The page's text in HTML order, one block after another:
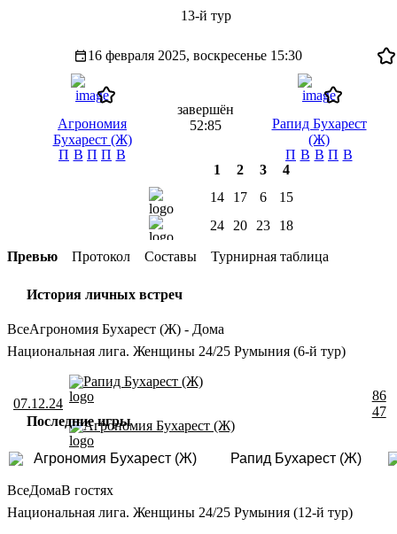
13-й тур
16 февраля 2025, воскресенье 15:30
Агрономия
Бухарест (Ж)
П В П П В
завершён
52:85
Рапид Бухарест
(Ж)
П В В П В
1
14
24
2
17
20
3
6
23
4
15
18
Превью Протокол Составы Турнирная таблица
История личных встреч
ВсеАгрономия Бухарест (Ж) - Дома
Национальная лига. Женщины 24/25 Румыния (6-й тур)
07.12.24
Рапид Бухарест (Ж)
Агрономия Бухарест (Ж)
86
47
Последние игры
Агрономия Бухарест (Ж) Рапид Бухарест (Ж)
ВсеДомаВ гостях
Национальная лига. Женщины 24/25 Румыния (12-й тур)